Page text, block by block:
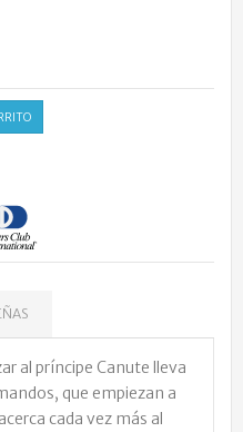
al príncipe Canute lleva
que empiezan a
cada vez más al